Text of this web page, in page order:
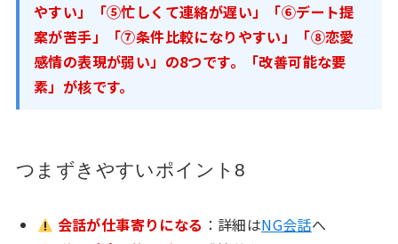
やすい」「⑤忙しくて連絡が遅い」「⑥デート提
案が苦手」「⑦条件比較になりやすい」「⑧恋愛
感情の表現が弱い」の8つです。「改善可能な要
素」が核です。
つまずきやすいポイント8
会話が仕事寄りになる ：詳細はNG会話へ